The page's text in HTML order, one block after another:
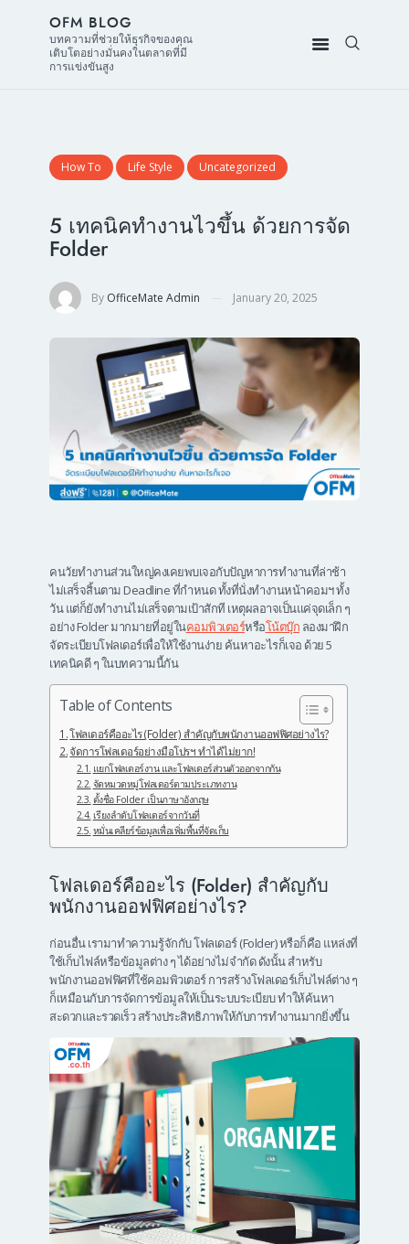
OFM BLOG
บทความที่ช่วยให้ธุรกิจของคุณ
เติบโตอย่างมั่นคงในตลาดที่มี
การแข่งขันสูง
How To Life Style Uncategorized
5 เทคนิคทำงานไวขึ้น ด้วยการจัด
Folder
By OfficeMate Admin January 20, 2025
คนวัยทำงานส่วนใหญ่คงเคยพบเจอกับปัญหาการทำงานที่ล่าช้า
ไม่เสร็จสิ้นตาม Deadline ที่กำหนด ทั้งที่นั่งทำงานหน้าคอมฯ ทั้ง
วัน แต่ก็ยังทำงานไม่เสร็จตามเป้าสักที เหตุผลอาจเป็นแค่จุดเล็ก ๆ
อย่าง Folder มากมายที่อยู่ในคอมพิวเตอร์หรือโน้ตบุ๊ก ลองมาฝึก
จัดระเบียบโฟลเดอร์เพื่อให้ใช้งานง่าย ค้นหาอะไรก็เจอ ด้วย 5
เทคนิคดี ๆ ในบทความนี้กัน
Table of Contents
โฟลเดอร์คืออะไร (Folder) สำคัญกับพนักงานออฟฟิศอย่างไร?
จัดการโฟลเดอร์อย่างมือโปรฯ ทำได้ไม่ยาก!
แยกโฟลเดอร์งาน และโฟลเดอร์ส่วนตัวออกจากกัน
จัดหมวดหมู่โฟลเดอร์ตามประเภทงาน
ตั้งชื่อ Folder เป็นภาษาอังกฤษ
เรียงลำดับโฟลเดอร์จากวันที่
หมั่นเคลียร์ข้อมูลเพื่อเพิ่มพื้นที่จัดเก็บ
โฟลเดอร์คืออะไร (Folder) สำคัญกับ
พนักงานออฟฟิศอย่างไร?
ก่อนอื่น เรามาทำความรู้จักกับ โฟลเดอร์ (Folder) หรือก็คือ แหล่งที่
ใช้เก็บไฟล์หรือข้อมูลต่าง ๆ ได้อย่างไม่จำกัด ดังนั้น สำหรับ
พนักงานออฟฟิศที่ใช้คอมพิวเตอร์ การสร้างโฟลเดอร์เก็บไฟล์ต่าง ๆ
ก็เหมือนกับการจัดการข้อมูลให้เป็นระบบระเบียบ ทำให้ค้นหา
สะดวกและรวดเร็ว สร้างประสิทธิภาพให้กับการทำงานมากยิ่งขึ้น